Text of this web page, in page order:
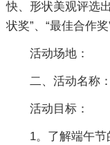
快、形状美观评选
状奖”、“最佳合作奖”
活动场地：
二、活动名称
活动目标：
1。了解端午节